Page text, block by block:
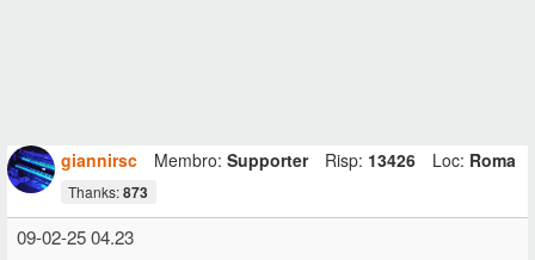
vintage synth, ultimate keys, Piano acustico srx,orchestral strings mi
pare si chiamasse, più alcune vecchie JV che francamente non
ricordo.
qualità, sarebbe un set validissimo tutt'oggi a cui aggiungerei solo un
buon VST Hammond clone e Keyscape Spectrasonic....
giannirsc Membro: Supporter Risp: 13426 Loc: Roma
Thanks:873
09-02-25 04.23